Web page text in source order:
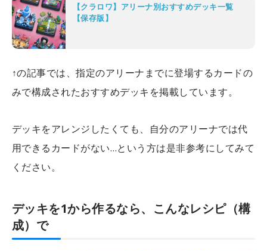
【クラロワ】アリーナ別おすすめデッキ一覧
【保存版】
↑の記事では、指定のアリーナまでに登場するカードの
みで構成されたおすすめデッキを掲載しています。
デッキをアレンジしたくても、自分のアリーナでは代
用できるカードがない…という方は是非参考にしてみて
ください。
デッキを1から作るなら、こんなレシピ（構
成）で